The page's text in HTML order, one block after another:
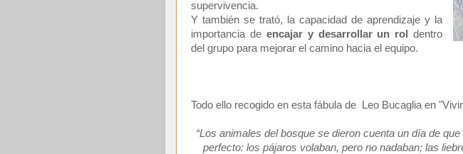
supervivencia.
Y también se trató, la capacidad de aprendizaje y la
importancia de encajar y desarrollar un rol
dentro
del grupo para mejorar el camino hacia el equipo.
Todo ello recogido en esta fábula de Leo Bucaglia en
“Los animales del bosque se dieron cuenta un día de
perfecto: los pájaros volaban, pero no nadaban; las